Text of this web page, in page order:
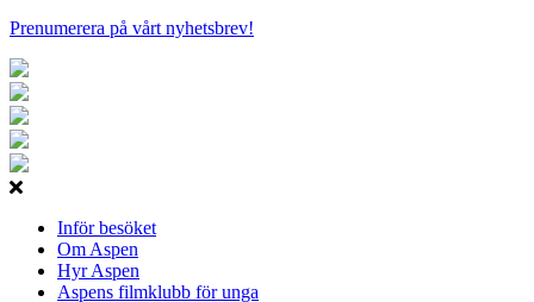
Prenumerera på vårt nyhetsbrev!
Inför besöket
Om Aspen
Hyr Aspen
Aspens filmklubb för unga